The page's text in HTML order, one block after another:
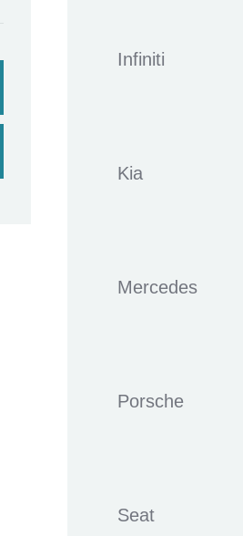
Infiniti
Kia
Mercedes
Porsche
Seat